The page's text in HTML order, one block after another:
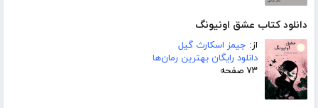
دانلود کتاب عشق اونیونگ
از: جیمز اسکارث گیل
دانلود رایگان بهترین رمان‌ها
۷۳ صفحه